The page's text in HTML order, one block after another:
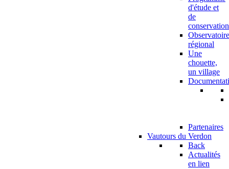
d'étude et
de
conservation
Observatoire
régional
Une
chouette,
un village
Partenaires
Vautours du Verdon
Back
Actualités
en lien